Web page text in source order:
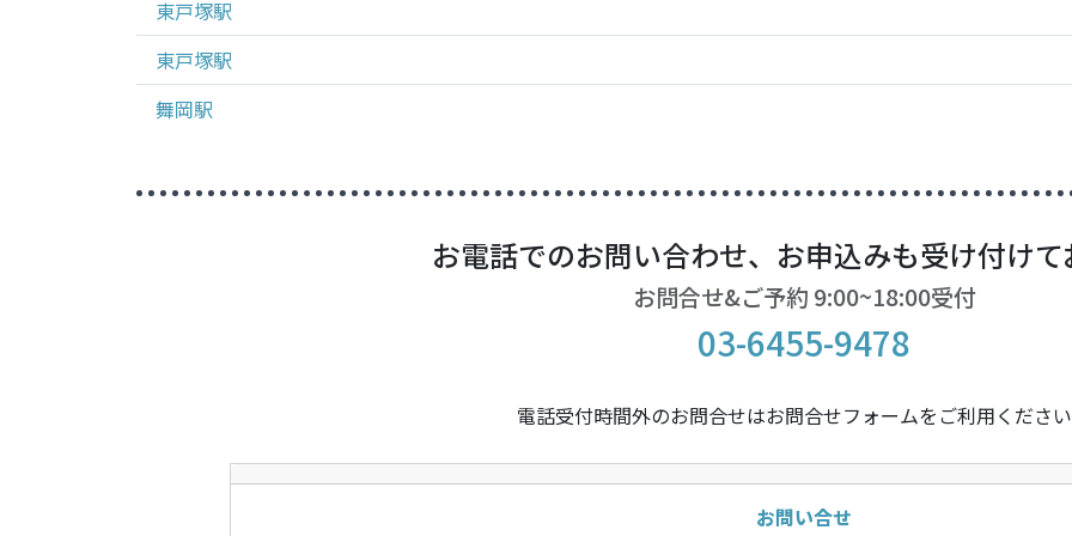
東戸塚駅
東戸塚駅
舞岡駅
お電話でのお問い合わせ、お申込みも受け付けて
お問合せ&ご予約 9:00~18:00受付
03-6455-9478
電話受付時間外のお問合せはお問合せフォームをご利用ください
お問い合せ